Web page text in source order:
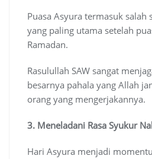
Puasa Asyura termasuk salah
yang paling utama setelah
Ramadan.
Rasulullah SAW sangat
besarnya pahala yang Allah
orang yang mengerjakannya.
3. Meneladani Rasa Syukur
Hari Asyura menjadi